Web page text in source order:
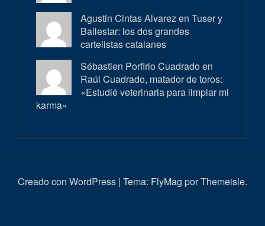
Agustin Cintas Alvarez en Tuser y
Ballestar: los dos grandes
cartelistas catalanes
Sébastien Porfirio Cuadrado en
Raúl Cuadrado, matador de toros:
«Estudié veterinaria para limpiar mi
karma»
Creado con WordPress | Tema: FlyMag por Themeisle.